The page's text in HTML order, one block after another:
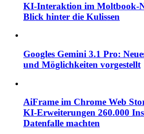
KI-Interaktion im Moltbook-
Blick hinter die Kulissen
Googles Gemini 3.1 Pro:
und Möglichkeiten vorgestellt
AiFrame im Chrome Web
KI-Erweiterungen 260.000
Datenfalle machten